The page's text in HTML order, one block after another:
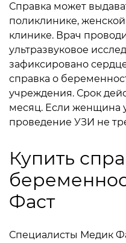
Справка может
поликлинике,
клинике. Врач
ультразвуковое
зафиксировано
справка о
учреждения. Срок
месяц. Если женщина
проведение УЗИ не
Купить
Фаст
Специалисты Медик